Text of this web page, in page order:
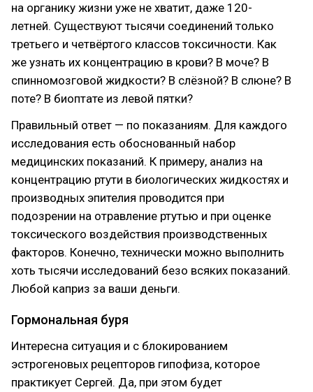
на органику жизни уже не хватит, даже 120-
летней. Существуют тысячи соединений только
третьего и четвёртого классов токсичности. Как
же узнать их концентрацию в крови? В моче? В
спинномозговой жидкости? В слёзной? В слюне? В
поте? В биоптате из левой пятки?
Правильный ответ — по показаниям. Для каждого
исследования есть обоснованный набор
медицинских показаний. К примеру, анализ на
концентрацию ртути в биологических жидкостях и
производных эпителия проводится при
подозрении на отравление ртутью и при оценке
токсического воздействия производственных
факторов. Конечно, технически можно выполнить
хоть тысячи исследований безо всяких показаний.
Любой каприз за ваши деньги.
Гормональная буря
Интересна ситуация и с блокированием
эстрогеновых рецепторов гипофиза, которое
практикует Сергей. Да, при этом будет